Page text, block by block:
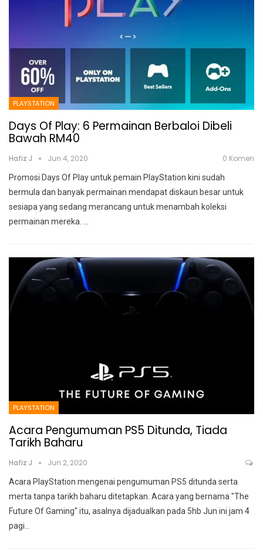
PLAYSTATION
Days Of Play: 6 Permainan Berbaloi Dibeli
Bawah RM40
Hafiz J Jun 4, 2020 0 Komen
Promosi Days Of Play untuk pemain PlayStation kini sudah
bermula dan banyak permainan mendapat diskaun besar untuk
sesiapa yang sedang merancang untuk menambah koleksi
permainan mereka.
PLAYSTATION
Acara Pengumuman PS5 Ditunda, Tiada
Tarikh Baharu
Hafiz J Jun 2, 2020
Acara PlayStation mengenai pengumuman PS5 ditunda serta
merta tanpa tarikh baharu ditetapkan. Acara yang bernama "The
Future Of Gaming" itu, asalnya dijadualkan pada 5hb Jun ini jam 4
pagi…